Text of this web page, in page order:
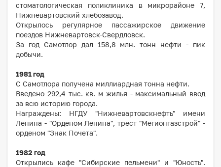
стоматологическая поликлиника в микрорайоне 7,
Нижневартовский хлебозавод.
Открылось регулярное пассажирское движение
поездов Нижневартовск-Свердловск.
За год Самотлор дал 158,8 млн. тонн нефти - пик
добычи.
1981год
С Самотлора получена миллиардная тонна нефти.
Введено 292,4 тыс. кв. м жилья - максимальный ввод
за всю историю города.
Награждены: НГДУ "Нижневартовскнефть" имени
Ленина - "Орденом Ленина", трест "Мегионгазстрой" -
орденом "Знак Почета".
1982 год
Открылись кафе "Сибирские пельмени" и "Юность".